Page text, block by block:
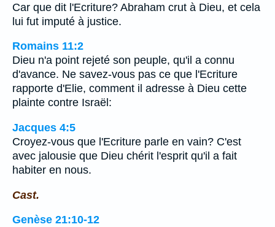
Car que dit l'Ecriture? Abraham crut à Dieu, et cela
lui fut imputé à justice.
Romains 11:2
Dieu n'a point rejeté son peuple, qu'il a connu
d'avance. Ne savez-vous pas ce que l'Ecriture
rapporte d'Elie, comment il adresse à Dieu cette
plainte contre Israël:
Jacques 4:5
Croyez-vous que l'Ecriture parle en vain? C'est
avec jalousie que Dieu chérit l'esprit qu'il a fait
habiter en nous.
Cast.
Genèse 21:10-12